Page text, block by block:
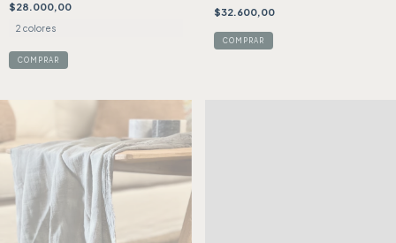
$28.000,00
2 colores
COMPRAR
$32.600,00